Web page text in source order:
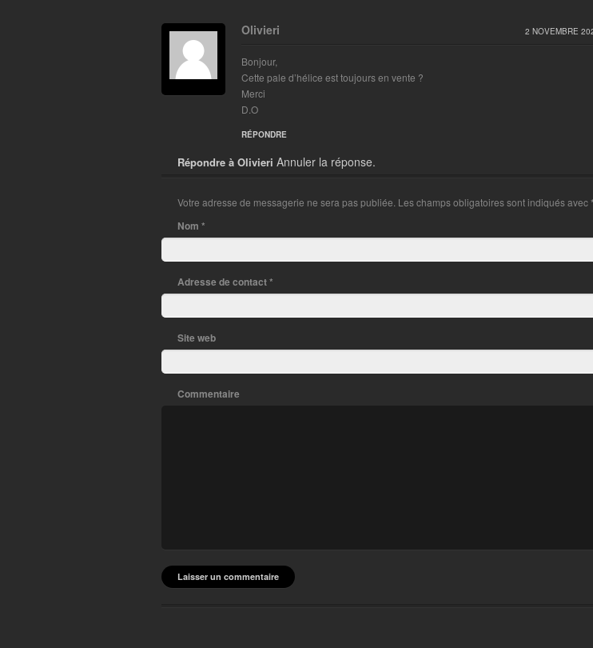
Olivieri 2 NOVEMBRE
Bonjour,
Cette pale d’hélice est toujours en vente ?
Merci
D.O
RÉPONDRE
Répondre à Olivieri Annuler la réponse.
Votre adresse de messagerie ne sera pas publiée. Les champs obligatoires sont indiqués avec*
Nom *
Adresse de contact*
Site web
Commentaire